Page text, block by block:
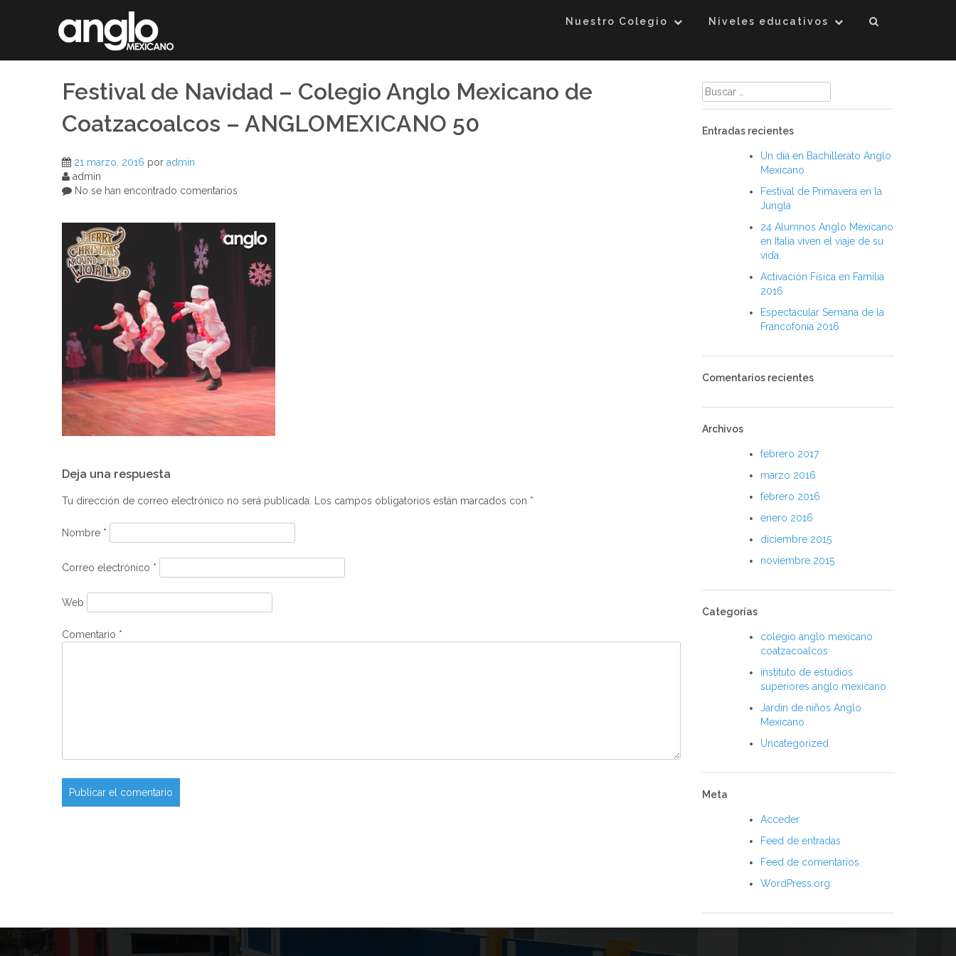
Nuestro Colegio Niveles educativos
Festival de Navidad – Colegio Anglo Mexicano de
Coatzacoalcos – ANGLOMEXICANO 50
21 marzo, 2016 por admin
admin
No se han encontrado comentarios
de
entradas
Deja una respuesta
Tu dirección de correo electrónico no será publicada. Los campos obligatorios están marcados con *
Nombre *
Correo electrónico *
Web
Comentario *
Buscar:
Entradas recientes
Un día en Bachillerato Anglo
Mexicano
Festival de Primavera en la
Jungla
24 Alumnos Anglo Mexicano
en Italia viven el viaje de su
vida.
Activación Física en Familia
2016
Espectacular Semana de la
Francofonía 2016
Comentarios recientes
Archivos
febrero 2017
marzo 2016
febrero 2016
enero 2016
diciembre 2015
noviembre 2015
Categorías
colegio anglo mexicano
coatzacoalcos
instituto de estudios
superiores anglo mexicano
Jardín de niños Anglo
Mexicano
Uncategorized
Meta
Acceder
Feed de entradas
Feed de comentarios
WordPress.org